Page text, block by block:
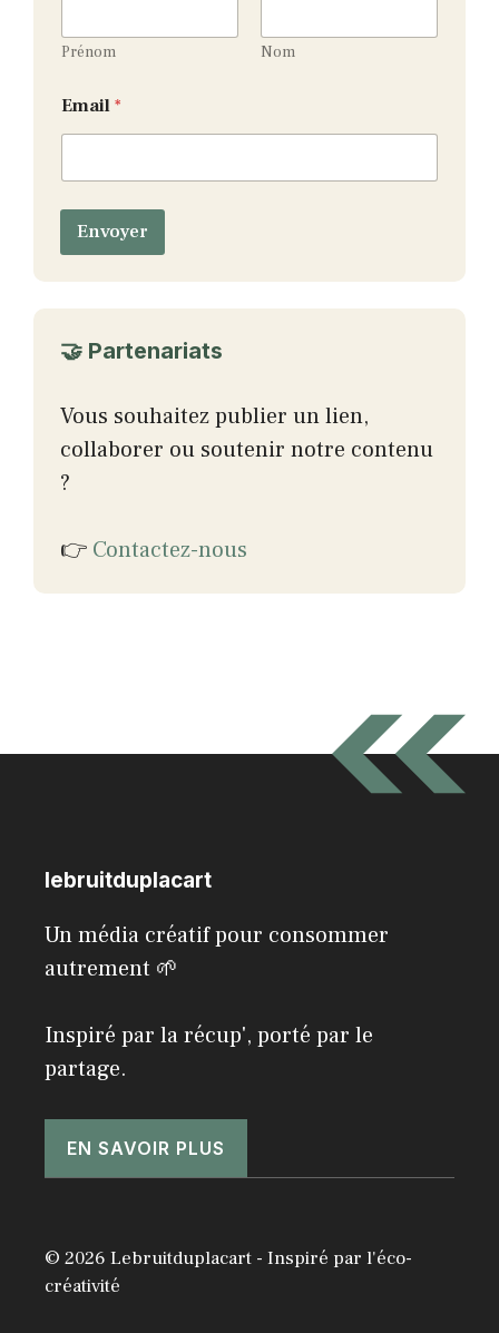
l
N
m
N
o
Prénom Nom
Email *
Envoyer
🤝 Partenariats
Vous souhaitez publier un lien,
collaborer ou soutenir notre contenu
?
👉 Contactez-nous
lebruitduplacart
Un média créatif pour consommer
autrement 🌱
Inspiré par la récup', porté par le
partage.
EN SAVOIR PLUS
© 2026 Lebruitduplacart - Inspiré par l'éco-
créativité